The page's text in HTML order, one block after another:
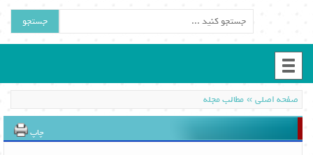
جستجو
صفحه اصلی»مطالب مجله
چاپ